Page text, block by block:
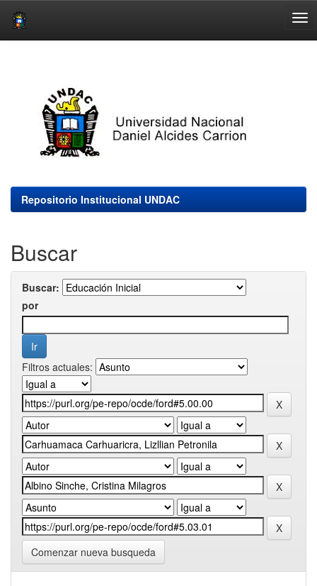
Repositorio Institucional UNDAC
Buscar
Buscar:
por
Filtros actuales:
Comenzar nueva busqueda